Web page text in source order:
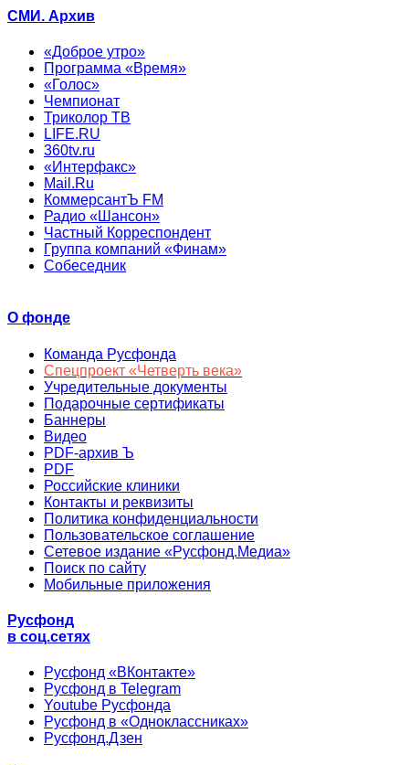
СМИ. Архив
«Доброе утро»
Программа «Время»
«Голос»
Чемпионат
Триколор ТВ
LIFE.RU
360tv.ru
«Интерфакс»
Mail.Ru
КоммерсантЪ FM
Радио «Шансон»
Частный Корреспондент
Группа компаний «Финам»
Собеседник
О фонде
Команда Русфонда
Спецпроект «Четверть века»
Учредительные документы
Подарочные сертификаты
Баннеры
Видео
PDF-архив Ъ
PDF
Российские клиники
Контакты и реквизиты
Политика конфиденциальности
Пользовательское соглашение
Сетевое издание «Русфонд.Медиа»
Поиск по сайту
Мобильные приложения
Русфонд
в соц.сетях
Русфонд «ВКонтакте»
Русфонд в Telegram
Youtube Русфонда
Русфонд в «Одноклассниках»
Русфонд.Дзен